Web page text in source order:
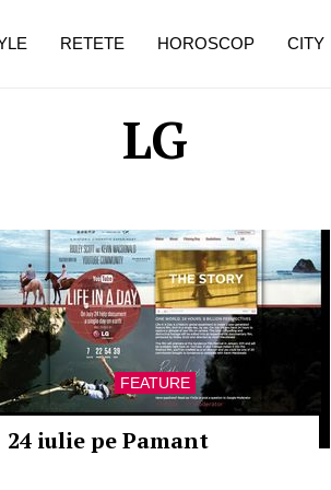
LG
FEATURE
24 iulie pe Pamant
RETETE HOROSCOP CITY
de dureroasă este investigația